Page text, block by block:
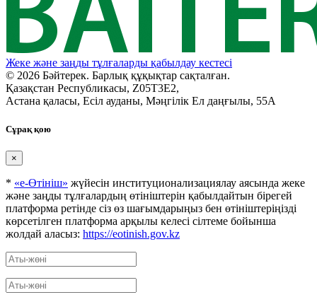
Жеке және заңды тұлғаларды қабылдау кестесі
© 2026 Бәйтерек. Барлық құқықтар сақталған.
Қазақстан Республикасы, Z05T3E2,
Астана қаласы, Есіл ауданы, Мәңгілік Ел даңғылы, 55А
Сұрақ қою
×
* «е-Өтініш» жүйесін институционализациялау аясында жеке
және заңды тұлғалардың өтініштерін қабылдайтын бірегей
платформа ретінде сіз өз шағымдарыңыз бен өтініштеріңізді
көрсетілген платформа арқылы келесі сілтеме бойынша
жолдай аласыз: https://eotinish.gov.kz